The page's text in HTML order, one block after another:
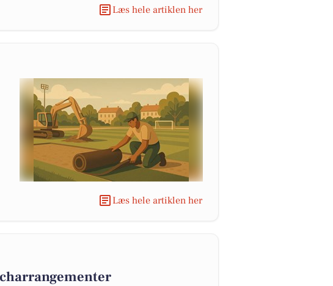
Læs hele artiklen her
Læs hele artiklen her